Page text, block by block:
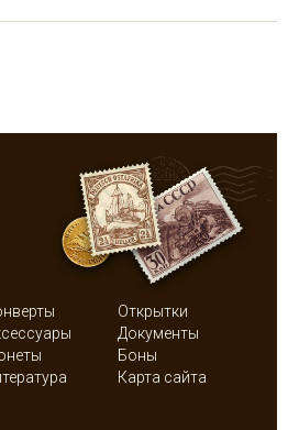
Открытки
Документы
Боны
Карта сайта